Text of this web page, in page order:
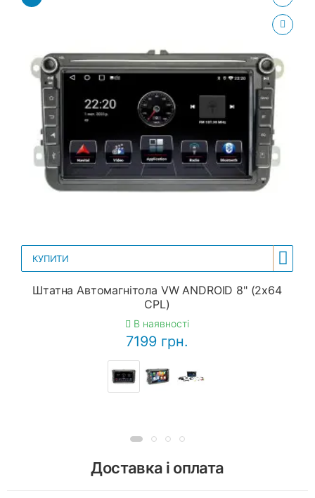
КУПИТИ
Штатна Автомагнітола VW ANDROID 8" (2x64
CPL)
В наявності
7199 грн.
Доставка і оплата